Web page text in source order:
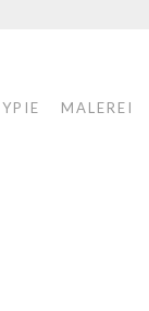
MALEREI